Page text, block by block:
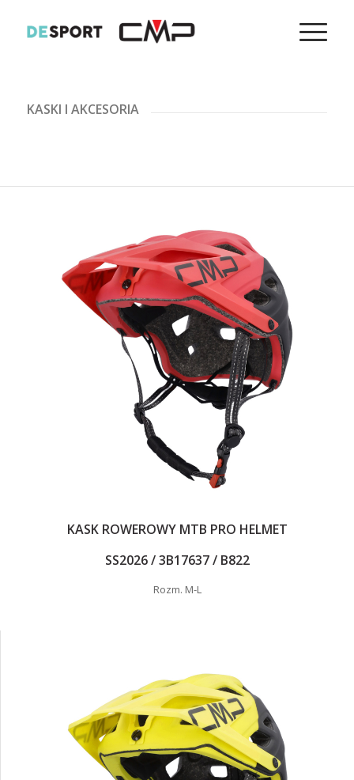
KASKI I AKCESORIA
KASK ROWEROWY MTB PRO HELMET
SS2026 / 3B17637 / B822
Rozm. M-L